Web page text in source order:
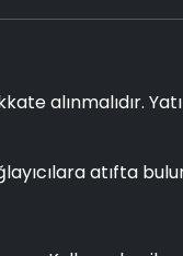
alınmalıdır.
atıfta